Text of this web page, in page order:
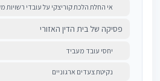
אי החלת הלכת קוריצקי על עובדי רשויות
פסיקה של בית הדין האזורי
יחסי עובד מעביד
נקיטת צעדים ארגוניים